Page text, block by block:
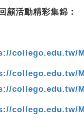
顧活動精彩集錦：
collego.edu.tw/
collego.edu.tw/
collego.edu.tw/
collego.edu.tw/